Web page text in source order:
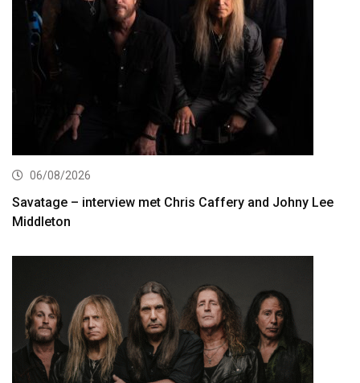
06/08/2026
Savatage – interview met Chris Caffery and Johny Lee
Middleton